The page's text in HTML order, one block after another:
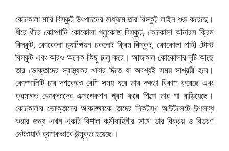
কোকোলা মারি বিস্কুট উৎপাদনের মাধ্যমে তার বিস্কুট লাইন শুরু করেছে।
ধীরে ধীরে কোম্পানি কোকোলা গ্লুকোজ বিস্কুট, কোকোলা আনারস ক্রিম
বিস্কুট, কোকোলা চ্যাম্পিয়ন চকলেট ক্রিম বিস্কুট, কোকোলা শাহী টোস্ট
বিস্কুট এবং আরও অনেক কিছু চালু করে। আজকাল কোকোলার দৃষ্টি আছে
তার ভোক্তাদের স্বাস্থ্যকর খাবার দিতে যা অবশ্যই সময় সাশ্রয়ী হবে।
কোম্পানিটি চার দশকেরও বেশি সময় ধরে তার দক্ষতা বিকাশ করেছে এবং
ক্রমাগত ভোক্তাদের এক্সপেকশন পূরণ করে শিল্পে তার পা বাড়িয়েছে।
কোকোলার ভোক্তাদের আকাঙ্ক্ষাকে তাদের নিকটস্থ আউটলেটে উপলব্ধ
করার জন্য এখন একটি বিশাল কর্মীবাহিনীর সাথে তার বিক্রয় ও বিতরণ
নেটওয়ার্ক ব্যাপকভাবে উন্মুক্ত হয়েছে।